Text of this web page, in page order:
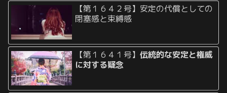
【第１６４２号】安定の代償としての
閉塞感と束縛感
【第１６４１号】伝統的な安定と権威
に対する疑念